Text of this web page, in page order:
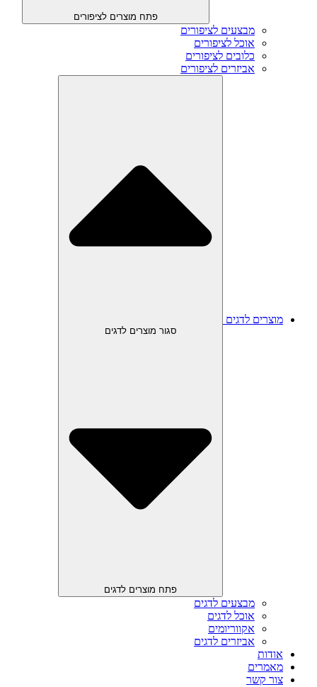
פתח מוצרים לציפורים
מבצעים לציפורים
אוכל לציפורים
כלובים לציפורים
אביזרים לציפורים
מוצרים לדגים
סגור מוצרים לדגים
פתח מוצרים לדגים
מבצעים לדגים
אוכל לדגים
אקווריומים
אביזרים לדגים
אודות
מאמרים
צור קשר